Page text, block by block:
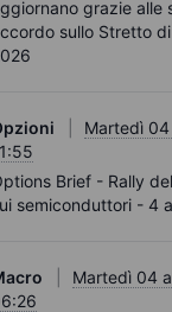
grazie alle
sullo Stretto
Martedì
Brief - Rally
semiconduttori - 4
Martedì 04